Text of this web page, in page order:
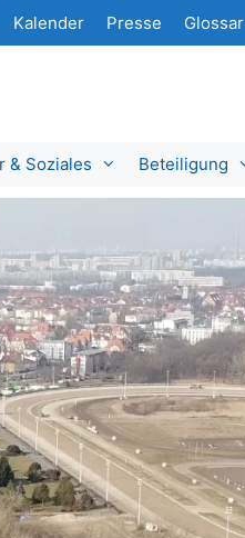
Kalender Presse Glossar
& Soziales Beteiligung